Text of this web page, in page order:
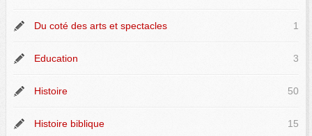
Du coté des arts et spectacles 1
Education 3
Histoire 50
Histoire biblique 15